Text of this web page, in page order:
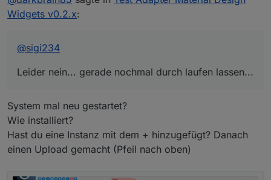
Widgets v0.2.x:
@sigi234
Leider nein... gerade nochmal durch laufen lassen...
System mal neu gestartet?
Wie installiert?
Hast du eine Instanz mit dem + hinzugefügt? Danach
einen Upload gemacht (Pfeil nach oben)